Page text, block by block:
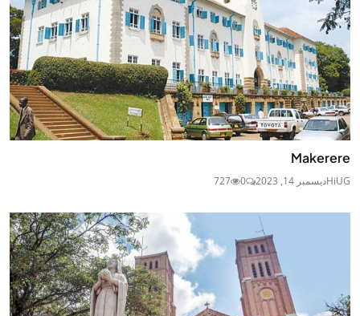
Makerere
HiUGديسمبر 14, 2023 0
727